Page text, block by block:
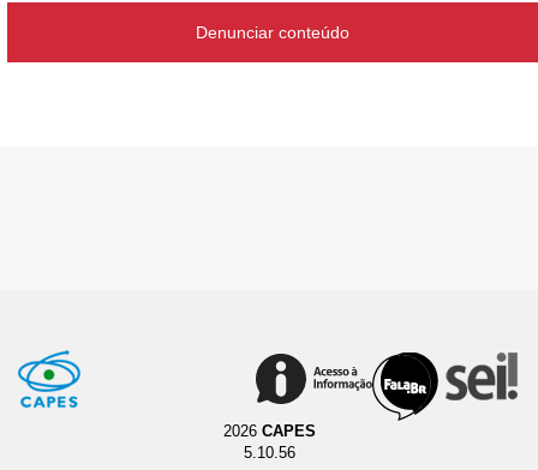
Denunciar conteúdo
2026 CAPES
5.10.56